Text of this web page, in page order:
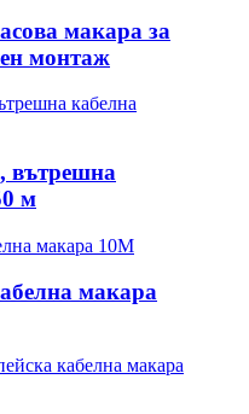
макара за
монтаж
вътрешна
м
макара